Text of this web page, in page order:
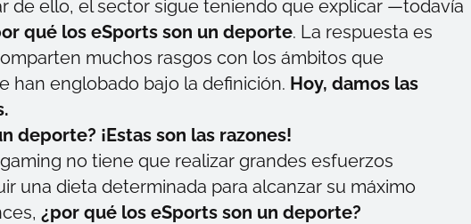
de ello, el sector sigue teniendo que explicar —todavía
qué los eSports son un deporte. La respuesta es
muchos rasgos con los ámbitos que
han englobado bajo la definición. Hoy, damos las
deporte? ¡Estas son las razones!
gaming no tiene que realizar grandes esfuerzos
una dieta determinada para alcanzar su máximo
¿por qué los eSports son un deporte?